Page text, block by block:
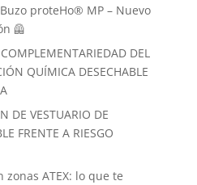
proteHo® MP – Nuevo
🦺
DEL
QUÍMICA DESECHABLE
DE VESTUARIO DE
FRENTE A RIESGO
ATEX: lo que te